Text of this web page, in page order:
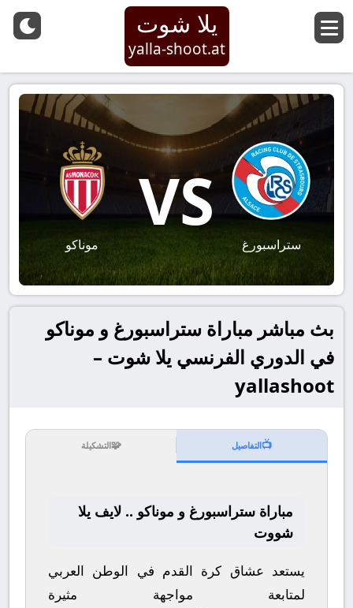
يلا شوت
yalla-shoot.at
ستراسبورغ
VS
موناكو
بث مباشر مباراة ستراسبورغ و موناكو
في الدوري الفرنسي يلا شوت –
yallashoot
📺التفاصيل 🧩التشكيلة
مباراة ستراسبورغ و موناكو .. لايف يلا
شووت
يستعد عشاق كرة القدم في الوطن العربي
لمتابعة مواجهة مثيرة